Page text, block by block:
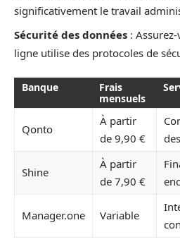
significativement le travail
Sécurité des données :
ligne utilise des protocoles de
Banque
Frais
mensuels
Qonto
À partir
de 9,90 €
Shine
À partir
de 7,90 €
Manager.one Variable